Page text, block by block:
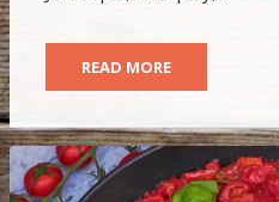
READ MORE